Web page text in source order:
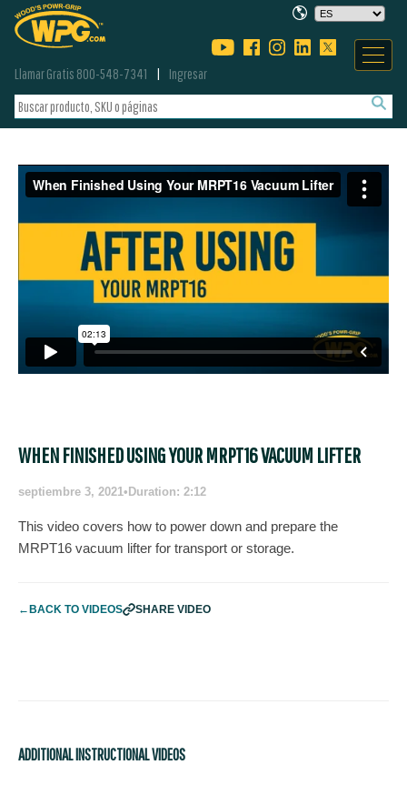
Llamar Gratis 800-548-7341 Ingresar
WHEN FINISHED USING YOUR MRPT16 VACUUM LIFTER
septiembre 3, 2021•Duration: 2:12
This video covers how to power down and prepare the
MRPT16 vacuum lifter for transport or storage.
←BACK TO VIDEOS SHARE VIDEO
ADDITIONAL INSTRUCTIONAL VIDEOS